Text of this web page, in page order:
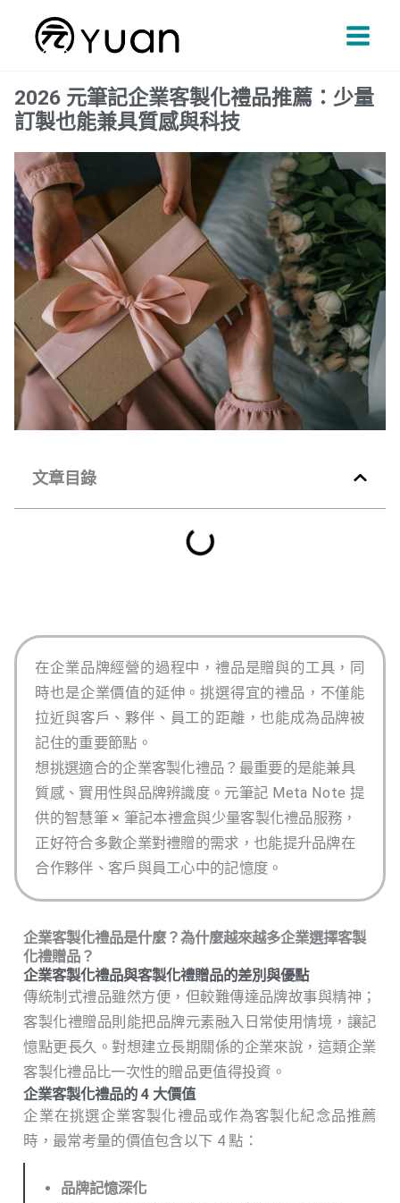
Main
2026 元筆記企業客製化禮品推薦：少量
訂製也能兼具質感與科技
文章目錄
在企業品牌經營的過程中，禮品是贈與的工具，同
時也是企業價值的延伸。挑選得宜的禮品，不僅能
拉近與客戶、夥伴、員工的距離，也能成為品牌被
記住的重要節點。
想挑選適合的企業客製化禮品？最重要的是能兼具
質感、實用性與品牌辨識度。元筆記 Meta Note 提
供的智慧筆 × 筆記本禮盒與少量客製化禮品服務，
正好符合多數企業對禮贈的需求，也能提升品牌在
合作夥伴、客戶與員工心中的記憶度。
企業客製化禮品是什麼？為什麼越來越多企業選擇客製
化禮贈品？
企業客製化禮品與客製化禮贈品的差別與優點
傳統制式禮品雖然方便，但較難傳達品牌故事與精神；
客製化禮贈品則能把品牌元素融入日常使用情境，讓記
憶點更長久。對想建立長期關係的企業來說，這類企業
客製化禮品比一次性的贈品更值得投資。
企業客製化禮品的 4 大價值
企業在挑選企業客製化禮品或作為客製化紀念品推薦
時，最常考量的價值包含以下 4 點：
品牌記憶深化